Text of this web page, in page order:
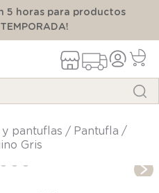
5 horas para productos
y pantuflas
pantufla
Gris